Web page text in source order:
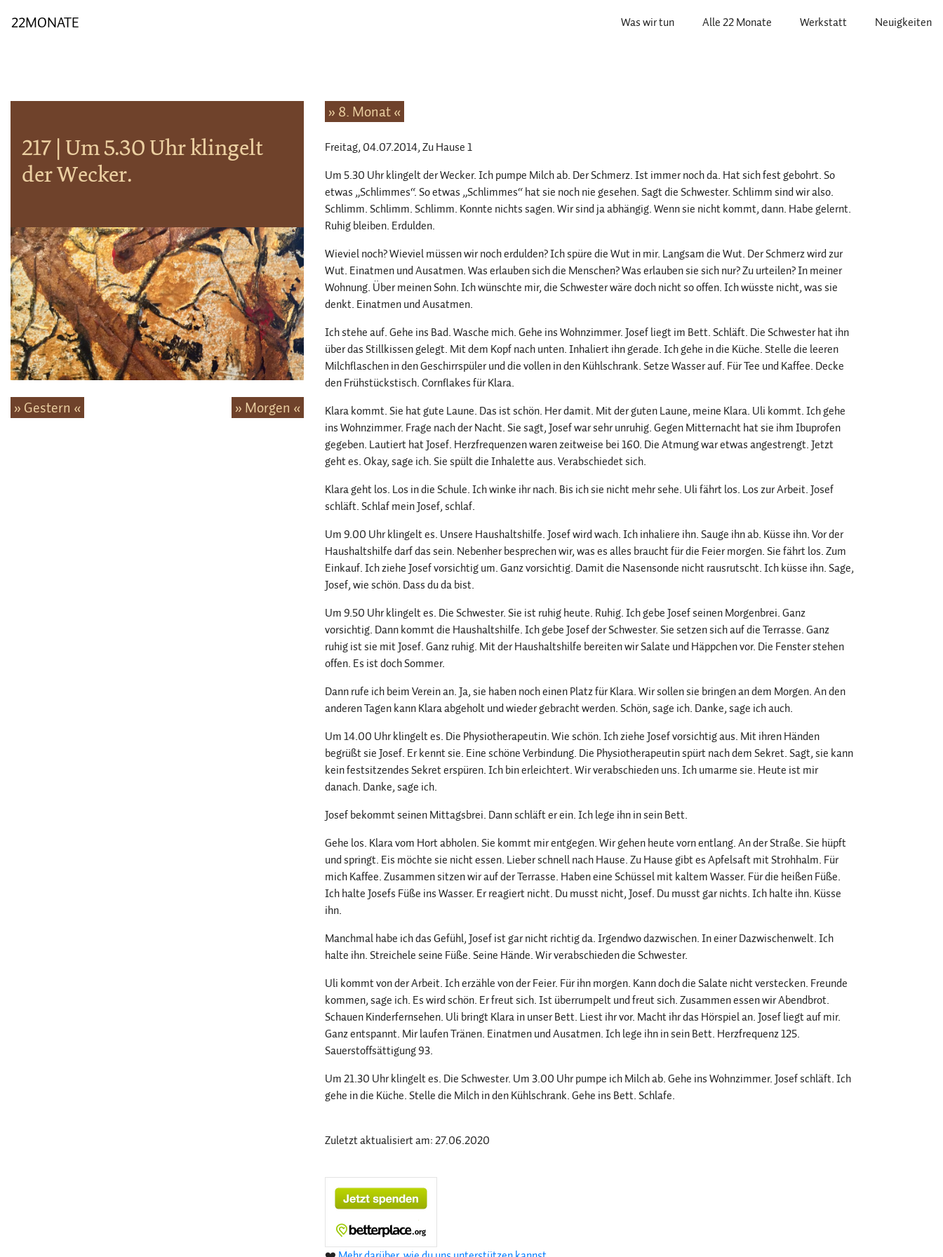
22MONATE Was wir tun Alle 22 Monate Werkstatt Neuigkeiten
217 | Um 5.30 Uhr klingelt
der Wecker.
» Gestern « » Morgen «
» 8. Monat «
Freitag, 04.07.2014, Zu Hause 1
Um 5.30 Uhr klingelt der Wecker. Ich pumpe Milch ab. Der Schmerz. Ist immer noch da. Hat sich fest gebohrt. So
etwas „Schlimmes“. So etwas „Schlimmes“ hat sie noch nie gesehen. Sagt die Schwester. Schlimm sind wir also.
Schlimm. Schlimm. Schlimm. Konnte nichts sagen. Wir sind ja abhängig. Wenn sie nicht kommt, dann. Habe gelernt.
Ruhig bleiben. Erdulden.
Wieviel noch? Wieviel müssen wir noch erdulden? Ich spüre die Wut in mir. Langsam die Wut. Der Schmerz wird zur
Wut. Einatmen und Ausatmen. Was erlauben sich die Menschen? Was erlauben sie sich nur? Zu urteilen? In meiner
Wohnung. Über meinen Sohn. Ich wünschte mir, die Schwester wäre doch nicht so offen. Ich wüsste nicht, was sie
denkt. Einatmen und Ausatmen.
Ich stehe auf. Gehe ins Bad. Wasche mich. Gehe ins Wohnzimmer. Josef liegt im Bett. Schläft. Die Schwester hat ihn
über das Stillkissen gelegt. Mit dem Kopf nach unten. Inhaliert ihn gerade. Ich gehe in die Küche. Stelle die leeren
Milchflaschen in den Geschirrspüler und die vollen in den Kühlschrank. Setze Wasser auf. Für Tee und Kaffee. Decke
den Frühstückstisch. Cornflakes für Klara.
Klara kommt. Sie hat gute Laune. Das ist schön. Her damit. Mit der guten Laune, meine Klara. Uli kommt. Ich gehe
ins Wohnzimmer. Frage nach der Nacht. Sie sagt, Josef war sehr unruhig. Gegen Mitternacht hat sie ihm Ibuprofen
gegeben. Lautiert hat Josef. Herzfrequenzen waren zeitweise bei 160. Die Atmung war etwas angestrengt. Jetzt
geht es. Okay, sage ich. Sie spült die Inhalette aus. Verabschiedet sich.
Klara geht los. Los in die Schule. Ich winke ihr nach. Bis ich sie nicht mehr sehe. Uli fährt los. Los zur Arbeit. Josef
schläft. Schlaf mein Josef, schlaf.
Um 9.00 Uhr klingelt es. Unsere Haushaltshilfe. Josef wird wach. Ich inhaliere ihn. Sauge ihn ab. Küsse ihn. Vor der
Haushaltshilfe darf das sein. Nebenher besprechen wir, was es alles braucht für die Feier morgen. Sie fährt los. Zum
Einkauf. Ich ziehe Josef vorsichtig um. Ganz vorsichtig. Damit die Nasensonde nicht rausrutscht. Ich küsse ihn. Sage,
Josef, wie schön. Dass du da bist.
Um 9.50 Uhr klingelt es. Die Schwester. Sie ist ruhig heute. Ruhig. Ich gebe Josef seinen Morgenbrei. Ganz
vorsichtig. Dann kommt die Haushaltshilfe. Ich gebe Josef der Schwester. Sie setzen sich auf die Terrasse. Ganz
ruhig ist sie mit Josef. Ganz ruhig. Mit der Haushaltshilfe bereiten wir Salate und Häppchen vor. Die Fenster stehen
offen. Es ist doch Sommer.
Dann rufe ich beim Verein an. Ja, sie haben noch einen Platz für Klara. Wir sollen sie bringen an dem Morgen. An den
anderen Tagen kann Klara abgeholt und wieder gebracht werden. Schön, sage ich. Danke, sage ich auch.
Um 14.00 Uhr klingelt es. Die Physiotherapeutin. Wie schön. Ich ziehe Josef vorsichtig aus. Mit ihren Händen
begrüßt sie Josef. Er kennt sie. Eine schöne Verbindung. Die Physiotherapeutin spürt nach dem Sekret. Sagt, sie kann
kein festsitzendes Sekret erspüren. Ich bin erleichtert. Wir verabschieden uns. Ich umarme sie. Heute ist mir
danach. Danke, sage ich.
Josef bekommt seinen Mittagsbrei. Dann schläft er ein. Ich lege ihn in sein Bett.
Gehe los. Klara vom Hort abholen. Sie kommt mir entgegen. Wir gehen heute vorn entlang. An der Straße. Sie hüpft
und springt. Eis möchte sie nicht essen. Lieber schnell nach Hause. Zu Hause gibt es Apfelsaft mit Strohhalm. Für
mich Kaffee. Zusammen sitzen wir auf der Terrasse. Haben eine Schüssel mit kaltem Wasser. Für die heißen Füße.
Ich halte Josefs Füße ins Wasser. Er reagiert nicht. Du musst nicht, Josef. Du musst gar nichts. Ich halte ihn. Küsse
ihn.
Manchmal habe ich das Gefühl, Josef ist gar nicht richtig da. Irgendwo dazwischen. In einer Dazwischenwelt. Ich
halte ihn. Streichele seine Füße. Seine Hände. Wir verabschieden die Schwester.
Uli kommt von der Arbeit. Ich erzähle von der Feier. Für ihn morgen. Kann doch die Salate nicht verstecken. Freunde
kommen, sage ich. Es wird schön. Er freut sich. Ist überrumpelt und freut sich. Zusammen essen wir Abendbrot.
Schauen Kinderfernsehen. Uli bringt Klara in unser Bett. Liest ihr vor. Macht ihr das Hörspiel an. Josef liegt auf mir.
Ganz entspannt. Mir laufen Tränen. Einatmen und Ausatmen. Ich lege ihn in sein Bett. Herzfrequenz 125.
Sauerstoffsättigung 93.
Um 21.30 Uhr klingelt es. Die Schwester. Um 3.00 Uhr pumpe ich Milch ab. Gehe ins Wohnzimmer. Josef schläft. Ich
gehe in die Küche. Stelle die Milch in den Kühlschrank. Gehe ins Bett. Schlafe.
Zuletzt aktualisiert am: 27.06.2020